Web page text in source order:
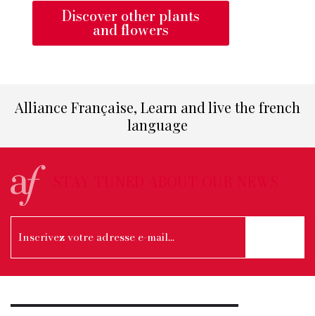
Discover other plants
and flowers
Alliance Française, Learn and live the french
language